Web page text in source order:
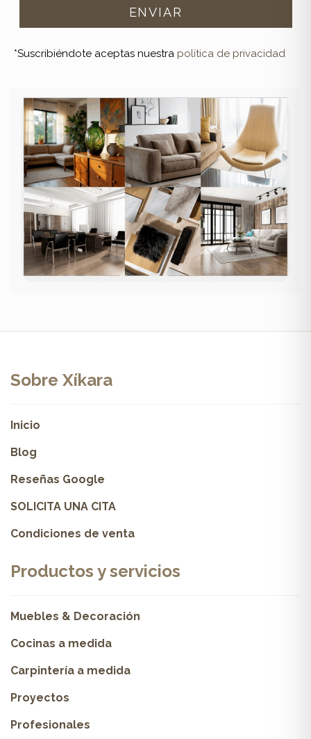
*Suscribiéndote aceptas nuestra política de privacidad
Sobre Xíkara
Inicio
Blog
Reseñas Google
SOLICITA UNA CITA
Condiciones de venta
Productos y servicios
Muebles & Decoración
Cocinas a medida
Carpintería a medida
Proyectos
Profesionales